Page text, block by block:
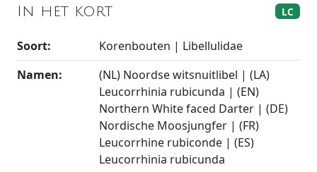
In het kort LC
Soort:
Korenbouten | Libellulidae
Namen:
(NL) Noordse witsnuitlibel | (LA)
Leucorrhinia rubicunda | (EN)
Northern White faced Darter | (DE)
Nordische Moosjungfer | (FR)
Leucorrhine rubiconde | (ES)
Leucorrhinia rubicunda